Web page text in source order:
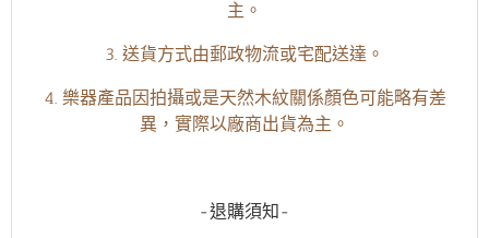
主。
3. 送貨方式由郵政物流或宅配送達。
4. 樂器產品因拍攝或是天然木紋關係顏色可能略有差
異，實際以廠商出貨為主。
-退購須知-